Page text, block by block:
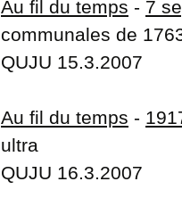
Au fil du temps - 7
communales de
QUJU 15.3.2007
Au fil du temps -
ultra
QUJU 16.3.2007